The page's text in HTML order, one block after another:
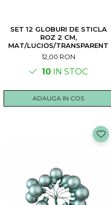
SET 12 GLOBURI DE STICLA
ROZ 2 CM,
MAT/LUCIOS/TRANSPARENT
12,00 RON
10 IN STOC
ADAUGA IN COS